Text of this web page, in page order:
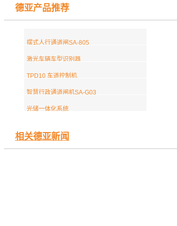
德亚产品推荐
摆式人行通道闸SA-805
激光车辆车型识别器
TPD10 车道控制机
智慧行政通道闸机SA-G03
光储一体化系统
相关德亚新闻